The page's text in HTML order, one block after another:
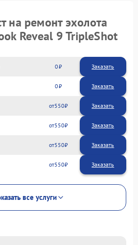
на ремонт эхолота
Reveal 9 TripleShot
0 Заказать
0 Заказать
550
550
550
550
все услуги